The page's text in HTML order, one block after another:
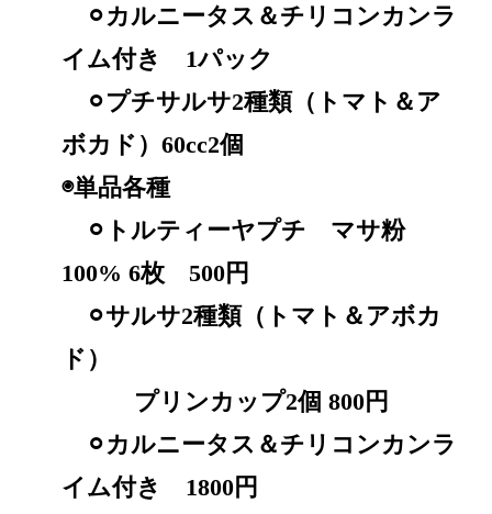
⚪︎カルニータス＆チリコンカンラ
イム付き 1パック
⚪︎プチサルサ2種類（トマト＆ア
ボカド）60cc2個
◉単品各種
⚪︎トルティーヤプチ マサ粉
100% 6枚 500円
⚪︎サルサ2種類（トマト＆アボカ
ド）
プリンカップ2個 800円
⚪︎カルニータス＆チリコンカンラ
イム付き 1800円